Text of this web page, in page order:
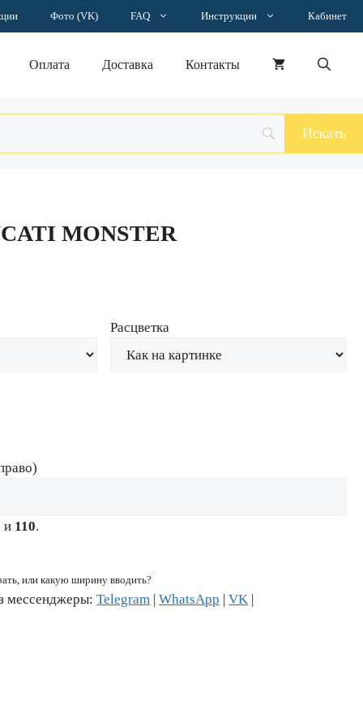
Фото (VK) FAQ Инструкции Кабинет
Оплата Доставка Контакты
MONSTER
Расцветка
и 110.
или какую ширину вводить?
мессенджеры:Telegram |WhatsApp |VK |
DUCATI